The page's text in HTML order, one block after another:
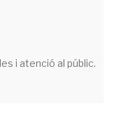
i atenció al públic.